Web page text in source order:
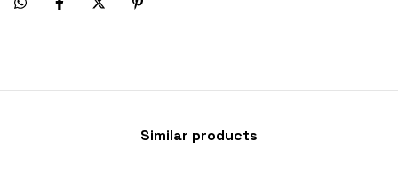
Similar products